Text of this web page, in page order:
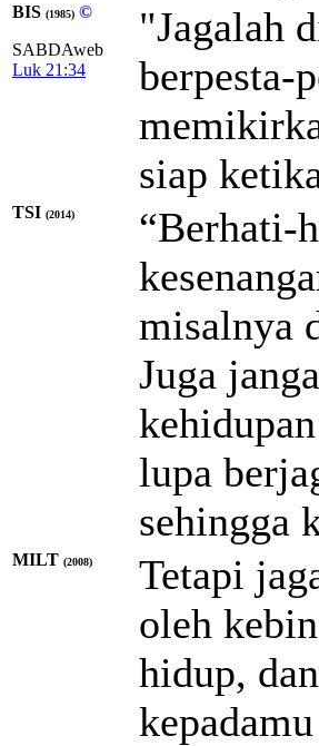
BIS (1985) ©
SABDAweb
Luk 21:34
"Jagalah
berpesta-
siap
TSI (2014)
“Berhati-
misalnya
Juga
lupa
sehingga
MILT (2008)
Tetapi
oleh
hidup,
kepadamu